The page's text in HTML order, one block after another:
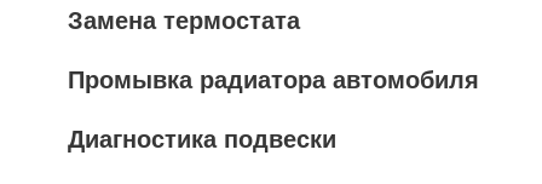
Замена термостата
Промывка радиатора автомобиля
Диагностика подвески